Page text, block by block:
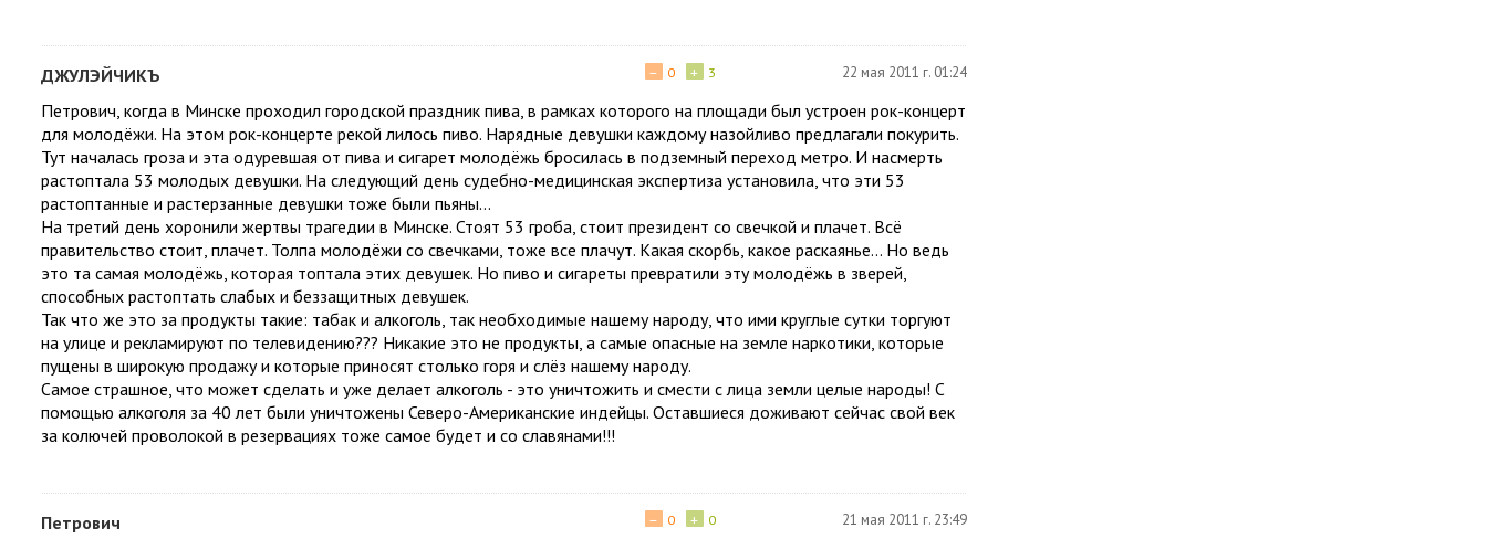
ДЖУЛЭЙЧИКЪ + 3
− 0 22 мая 2011 г. 01:24
Петрович, когда в Минске проходил городской праздник пива, в рамках которого на площади был устроен рок-концерт
для молодёжи. На этом рок-концерте рекой лилось пиво. Нарядные девушки каждому назойливо предлагали покурить.
Тут началась гроза и эта одуревшая от пива и сигарет молодёжь бросилась в подземный переход метро. И насмерть
растоптала 53 молодых девушки. На следующий день судебно-медицинская экспертиза установила, что эти 53
растоптанные и растерзанные девушки тоже были пьяны...
На третий день хоронили жертвы трагедии в Минске. Стоят 53 гроба, стоит президент со свечкой и плачет. Всё
правительство стоит, плачет. Толпа молодёжи со свечками, тоже все плачут. Какая скорбь, какое раскаянье... Но ведь
это та самая молодёжь, которая топтала этих девушек. Но пиво и сигареты превратили эту молодёжь в зверей,
способных растоптать слабых и беззащитных девушек.
Так что же это за продукты такие: табак и алкоголь, так необходимые нашему народу, что ими круглые сутки торгуют
на улице и рекламируют по телевидению??? Никакие это не продукты, а самые опасные на земле наркотики, которые
пущены в широкую продажу и которые приносят столько горя и слёз нашему народу.
Самое страшное, что может сделать и уже делает алкоголь - это уничтожить и смести с лица земли целые народы! С
помощью алкоголя за 40 лет были уничтожены Северо-Американские индейцы. Оставшиеся доживают сейчас свой век
за колючей проволокой в резервациях тоже самое будет и со славянами!!!
Петрович + 0
− 0 21 мая 2011 г. 23:49